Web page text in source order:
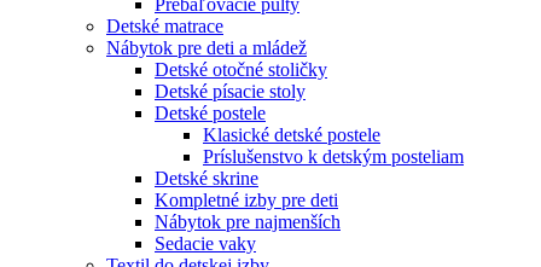
Detské matrace
Nábytok pre deti a mládež
Detské otočné stoličky
Detské písacie stoly
Detské postele
Klasické detské postele
Príslušenstvo k detským posteliam
Detské skrine
Kompletné izby pre deti
Nábytok pre najmenších
Sedacie vaky